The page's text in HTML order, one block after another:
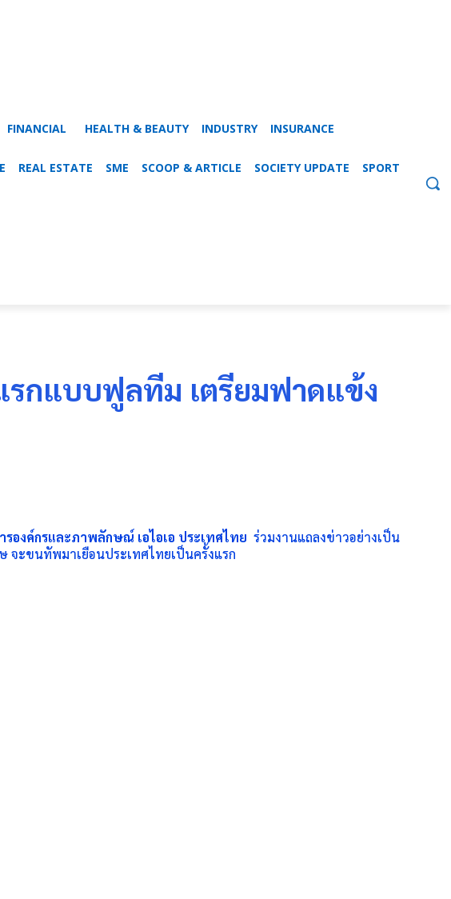
FINANCIAL HEALTH & BEAUTY INDUSTRY INSURANCE
REAL ESTATE SME SCOOP & ARTICLE SOCIETY UPDATE SPORT
รกแบบฟูลทีม เตรียมฟาดแข้ง
องค์กรและภาพลักษณ์ เอไอเอ ประเทศไทย ร่วมงานแถลงข่าวอย่างเป็น
จะขนทัพมาเยือนประเทศไทยเป็นครั้งแรก